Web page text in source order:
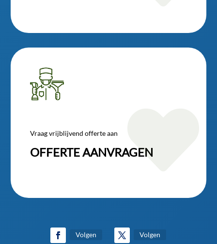
Vraag vrijblijvend offerte aan
OFFERTE AANVRAGEN

Volgen Volgen